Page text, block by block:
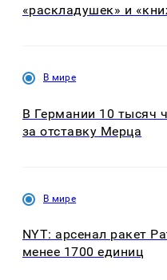
«раскладушек» и
В мире
В Германии 10 тысяч
за отставку Мерца
В мире
NYT: арсенал ракет
менее 1700 единиц